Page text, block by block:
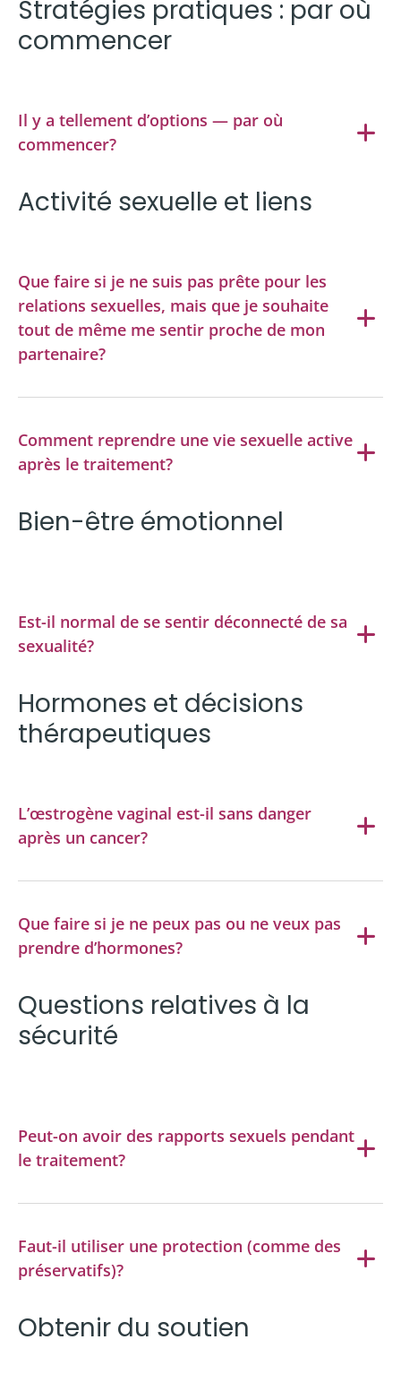
Stratégies pratiques : par où
commencer
Il y a tellement d’options — par où
commencer?
Activité sexuelle et liens
Que faire si je ne suis pas prête pour les
relations sexuelles, mais que je souhaite
tout de même me sentir proche de mon
partenaire?
Comment reprendre une vie sexuelle active
après le traitement?
Bien-être émotionnel
Est-il normal de se sentir déconnecté de sa
sexualité?
Hormones et décisions
thérapeutiques
L’œstrogène vaginal est-il sans danger
après un cancer?
Que faire si je ne peux pas ou ne veux pas
prendre d’hormones?
Questions relatives à la
sécurité
Peut-on avoir des rapports sexuels pendant
le traitement?
Faut-il utiliser une protection (comme des
préservatifs)?
Obtenir du soutien